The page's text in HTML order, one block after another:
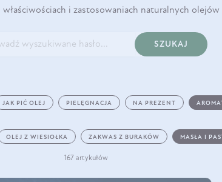
i zastosowaniach naturalnych olejów
SZUKAJ
JAK PIĆ OLEJ PIELĘGNACJA NA PREZENT
OLEJ Z WIESIOŁKA ZAKWAS Z BURAKÓW MASŁA I
167 artykułów